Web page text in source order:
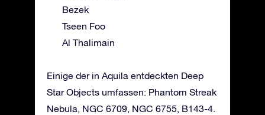
Bezek
Tseen Foo
Al Thalimain
Einige der in Aquila entdeckten Deep
Star Objects umfassen: Phantom Streak
Nebula, NGC 6709, NGC 6755, B143-4.